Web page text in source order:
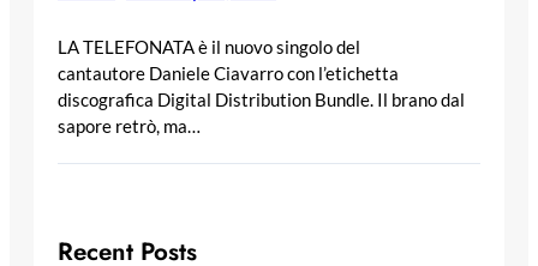
LA TELEFONATA è il nuovo singolo del
cantautore Daniele Ciavarro con l’etichetta
discografica Digital Distribution Bundle. Il brano dal
sapore retrò, ma…
Recent Posts